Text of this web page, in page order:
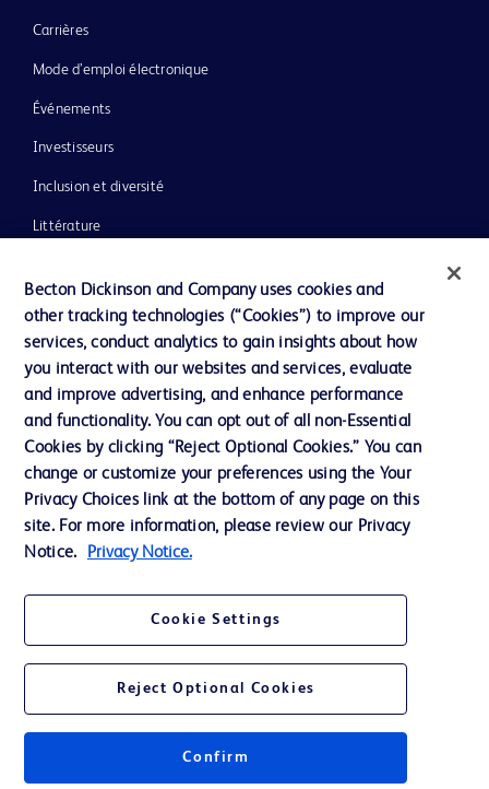
Carrières
Mode d’emploi électronique
Événements
Investisseurs
Inclusion et diversité
Littérature
Notre entreprise
Éthique et conformité
Nous contacter
Préférences en matière de cookies
Confidentialité
Accessibilité du site Web
© 2026 BD. Tous droits réservés. BD et le logo de BD sont des marques
Becton Dickinson and Company uses cookies and
other tracking technologies (“Cookies”) to improve our
services, conduct analytics to gain insights about how
you interact with our websites and services, evaluate
and improve advertising, and enhance performance
and functionality. You can opt out of all non-Essential
Cookies by clicking “Reject Optional Cookies.” You can
change or customize your preferences using the Your
Privacy Choices link at the bottom of any page on this
site. For more information, please review our Privacy
Notice.
Privacy Notice.
Cookie Settings
Reject Optional Cookies
Confirm